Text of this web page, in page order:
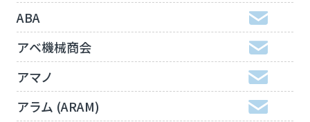
ABA
アベ機械商会
アマノ
アラム (ARAM)